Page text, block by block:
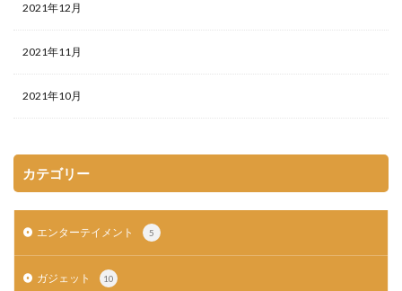
2021年12月
2021年11月
2021年10月
カテゴリー
エンターテイメント 5
ガジェット 10